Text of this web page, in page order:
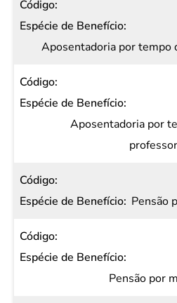
Aposentadoria por tempo
Aposentadoria por
Pensão
Pensão por